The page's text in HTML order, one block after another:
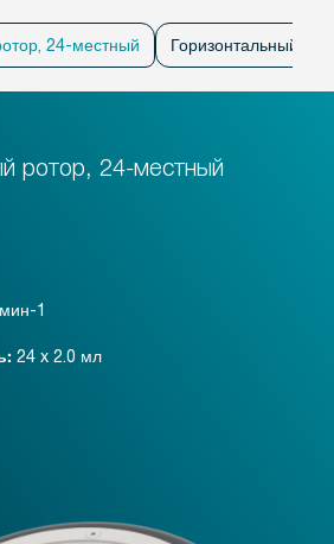
24-местный Горизонтальный
ротор, 24-местный
1
24 x 2.0 мл